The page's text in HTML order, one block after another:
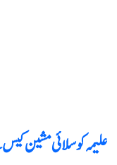
علیمہ کو سلائی مشین کیس